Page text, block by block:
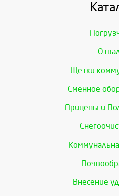
Щетки
Сменное
Прицепы и
Внесение